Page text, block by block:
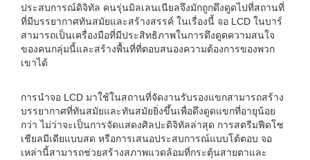
ประสบการณ์ดิจิทัล คนรุ่นมิลเลนเนียลจึงมักถูกดึงดูดไปที่สถานที่
ที่มีบรรยากาศทันสมัยและสร้างสรรค์ ในเรื่องนี้ จอ LCD ในบาร์
สามารถเป็นเครื่องมือที่มีประสิทธิภาพในการดึงดูดความสนใจ
ของคนกลุ่มนี้และสร้างพื้นที่ที่ตอบสนองความต้องการของพวก
เขาได้
การนำจอ LCD มาใช้ในสถานที่จัดงานรับรองแขกสามารถสร้าง
บรรยากาศที่ทันสมัยและทันสมัยยิ่งขึ้นเพื่อดึงดูดแขกที่อายุน้อย
กว่า ไม่ว่าจะเป็นการจัดแสดงศิลปะดิจิทัลล่าสุด การสตรีมฟีดโซ
เชียลมีเดียแบบสด หรือการเสนอประสบการณ์แบบโต้ตอบ จอ
เหล่านี้สามารถช่วยสร้างสภาพแวดล้อมที่กระตุ้นสายตาและ